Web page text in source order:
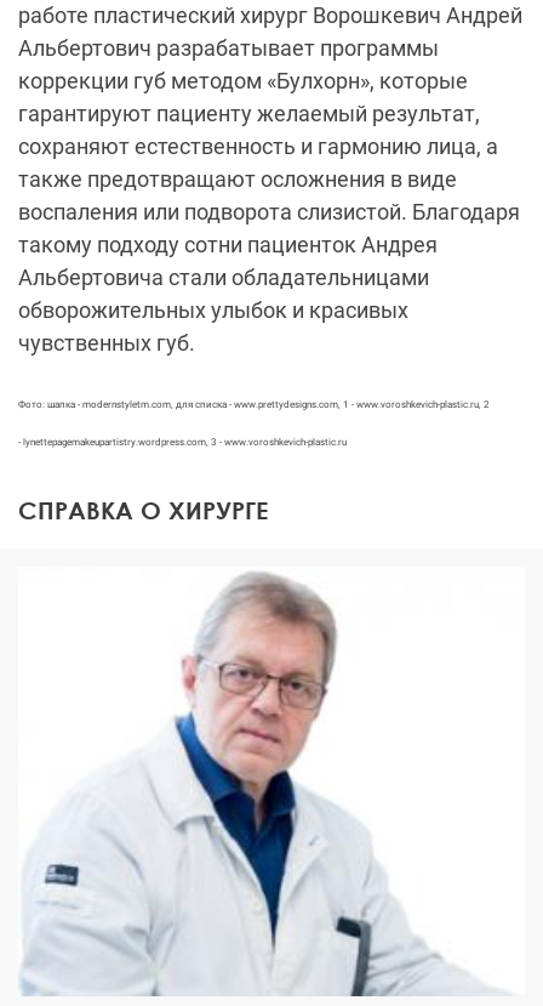
работе пластический хирург Ворошкевич Андрей
Альбертович разрабатывает программы
коррекции губ методом «Булхорн», которые
гарантируют пациенту желаемый результат,
сохраняют естественность и гармонию лица, а
также предотвращают осложнения в виде
воспаления или подворота слизистой. Благодаря
такому подходу сотни пациенток Андрея
Альбертовича стали обладательницами
обворожительных улыбок и красивых
чувственных губ.
Фото: шапка - modernstyletm.com, для списка - www.prettydesigns.com, 1 - www.voroshkevich-plastic.ru, 2
- lynettepagemakeupartistry.wordpress.com, 3 - www.voroshkevich-plastic.ru
СПРАВКА О ХИРУРГЕ